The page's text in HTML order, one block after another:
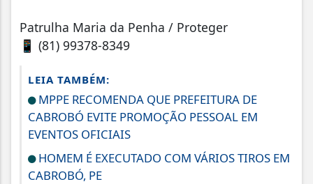
Patrulha Maria da Penha / Proteger
📱 (81) 99378-8349
LEIA TAMBÉM:
MPPE RECOMENDA QUE PREFEITURA DE
CABROBÓ EVITE PROMOÇÃO PESSOAL EM
EVENTOS OFICIAIS
HOMEM É EXECUTADO COM VÁRIOS TIROS EM
CABROBÓ, PE